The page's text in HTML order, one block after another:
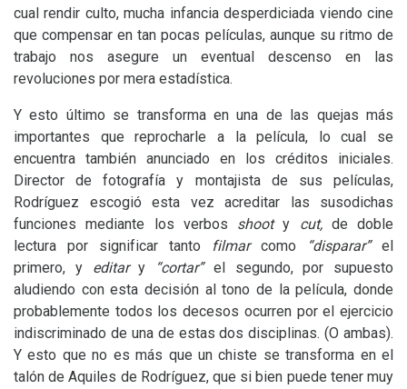
cual rendir culto, mucha infancia desperdiciada viendo cine
que compensar en tan pocas películas, aunque su ritmo de
trabajo nos asegure un eventual descenso en las
revoluciones por mera estadística.
Y esto último se transforma en una de las quejas más
importantes que reprocharle a la película, lo cual se
encuentra también anunciado en los créditos iniciales.
Director de fotografía y montajista de sus películas,
Rodríguez escogió esta vez acreditar las susodichas
funciones mediante los verbos shooty cut, de doble
lectura por significar tanto
filmar como “disparar” el
primero, y editary “cortar” el segundo, por supuesto
aludiendo con esta decisión al tono de la película, donde
probablemente todos los decesos ocurren por el ejercicio
indiscriminado de una de estas dos disciplinas. (O ambas).
Y esto que no es más que un chiste se transforma en el
talón de Aquiles de Rodríguez, que si bien puede tener muy